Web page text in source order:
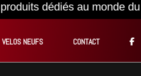
dédiés au monde
VELOS NEUFS CONTACT